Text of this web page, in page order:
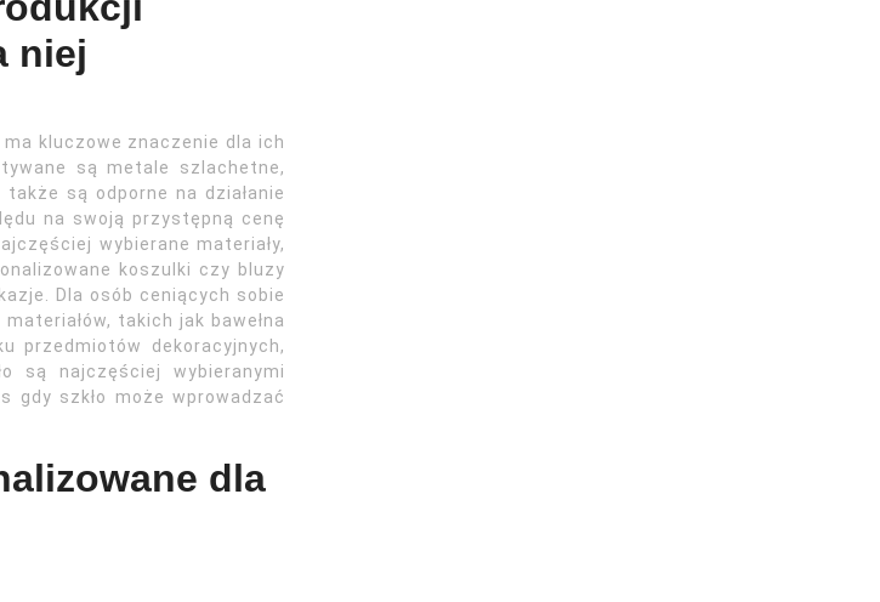
niej
kluczowe znaczenie dla ich
są metale szlachetne,
są odporne na działanie
na swoją przystępną cenę
wybierane materiały,
koszulki czy bluzy
Dla osób ceniących sobie
takich jak bawełna
przedmiotów dekoracyjnych,
są najczęściej wybieranymi
gdy szkło może wprowadzać
dla